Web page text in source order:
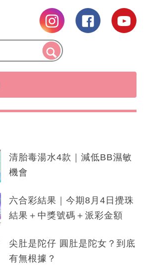
清胎毒湯水4款｜減低BB濕敏
機會
六合彩結果｜今期8月4日攪珠
結果＋中獎號碼＋派彩金額
尖肚是陀仔 圓肚是陀女？到底
有無根據？